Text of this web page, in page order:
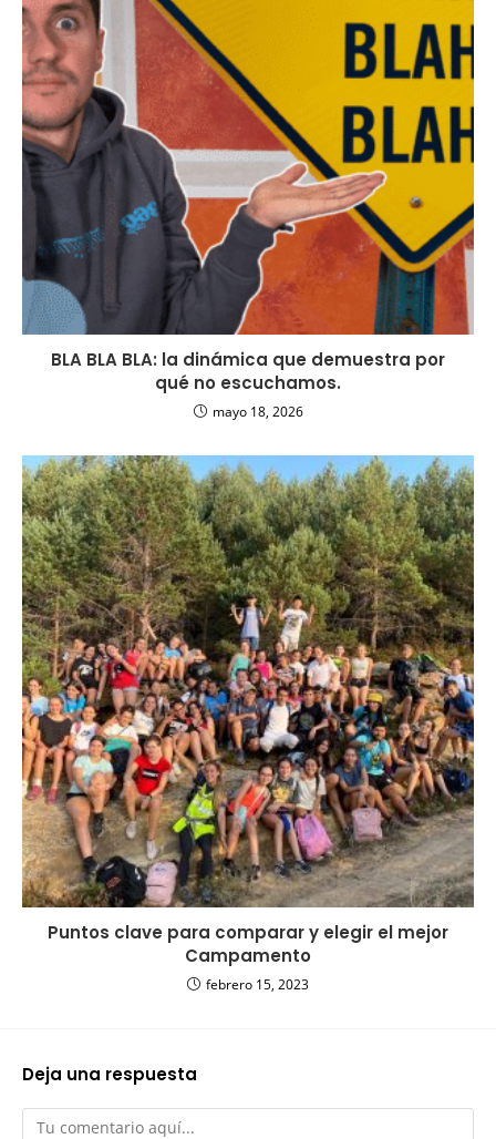
BLA BLA BLA: la dinámica que demuestra por
qué no escuchamos.
mayo 18, 2026
Puntos clave para comparar y elegir el mejor
Campamento
febrero 15, 2023
Deja una respuesta